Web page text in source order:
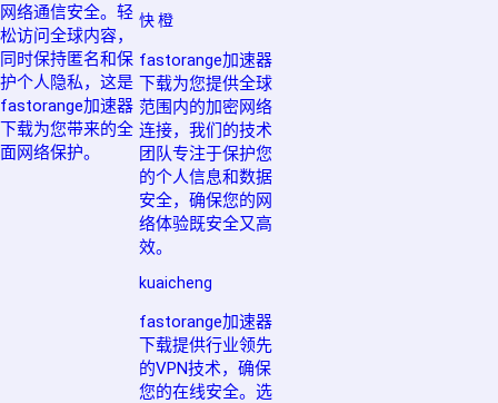
网络通信安全。轻
松访问全球内容，
同时保持匿名和保
护个人隐私，这是
fastorange加速器
下载为您带来的全
面网络保护。
快 橙
fastorange加速器
下载为您提供全球
范围内的加密网络
连接，我们的技术
团队专注于保护您
的个人信息和数据
安全，确保您的网
络体验既安全又高
效。
kuaicheng
fastorange加速器
下载提供行业领先
的VPN技术，确保
您的在线安全。选